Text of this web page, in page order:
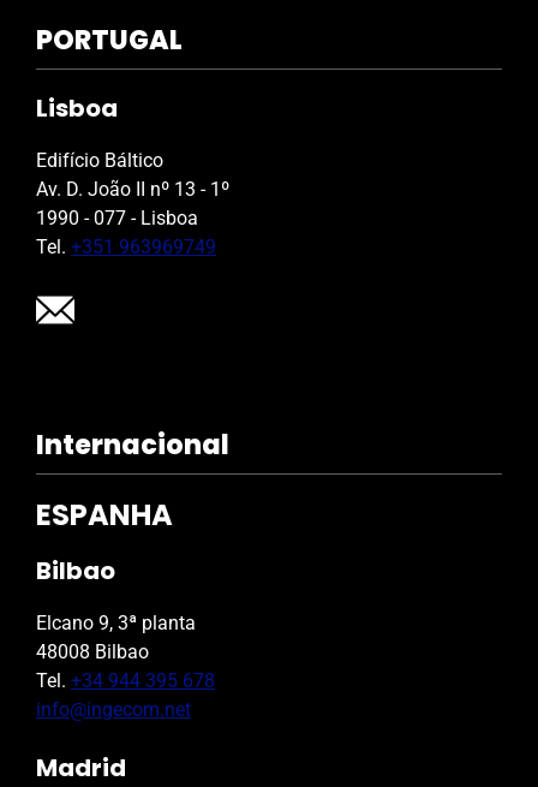
PORTUGAL
Lisboa
Edifício Báltico
Av. D. João II nº 13 - 1º
1990 - 077 - Lisboa
Tel. +351 963969749
Internacional
ESPANHA
Bilbao
Elcano 9, 3ª planta
48008 Bilbao
Tel. +34 944 395 678
info@ingecom.net
Madrid